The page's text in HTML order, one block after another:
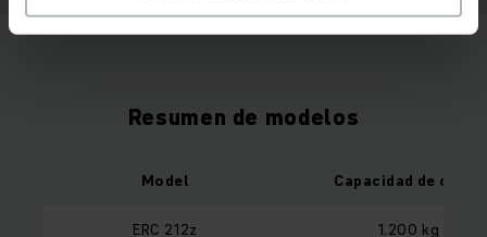
Resumen de modelos
Model Capacidad de carga
ERC 212z 1.200 kg